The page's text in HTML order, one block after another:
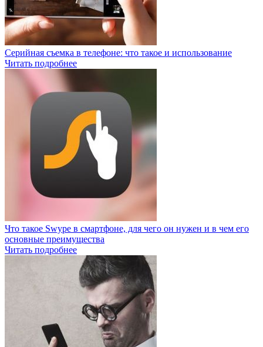
Серийная съемка в телефоне: что такое и использование
Читать подробнее
Что такое Swype в смартфоне, для чего он нужен и в чем его
основные преимущества
Читать подробнее